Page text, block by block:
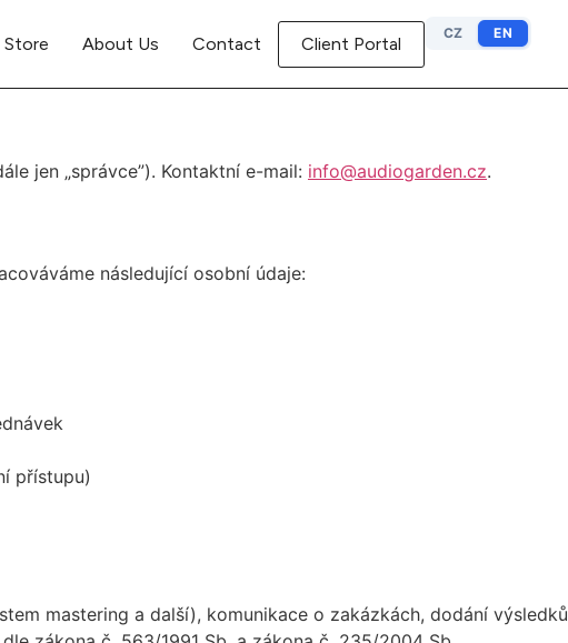
Store About Us Contact Client Portal
CZ EN
jen „správce”). Kontaktní e-mail: info@audiogarden.cz.
následující osobní údaje:
přístupu)
mastering a další), komunikace o zakázkách, dodání výsledků